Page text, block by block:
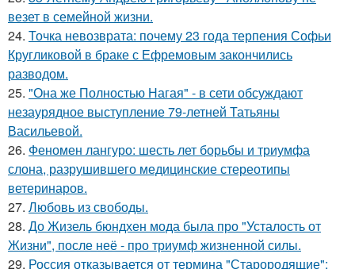
везет в семейной жизни.
24. Точка невозврата: почему 23 года терпения Софьи
Кругликовой в браке с Ефремовым закончились
разводом.
25. "Она же Полностью Нагая" - в сети обсуждают
незаурядное выступление 79-летней Татьяны
Васильевой.
26. Феномен лангуро: шесть лет борьбы и триумфа
слона, разрушившего медицинские стереотипы
ветеринаров.
27. Любовь из свободы.
28. До Жизель бюндхен мода была про "Усталость от
Жизни", после неё - про триумф жизненной силы.
29. Россия отказывается от термина "Старородящие":